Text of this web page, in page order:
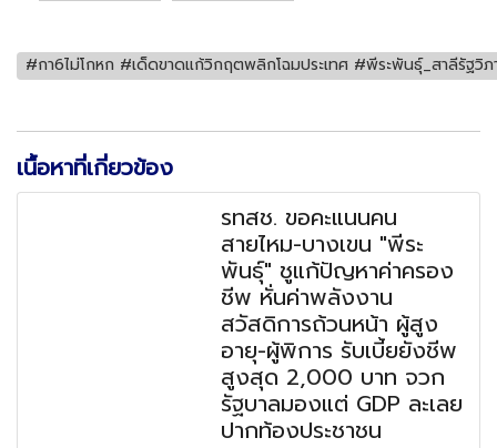
#กา6ไม่โกหก #เด็ดขาดแก้วิกฤตพลิกโฉมประเทศ #พีระพันธุ์_สาลีรัฐ
เนื้อหาที่เกี่ยวข้อง
รทสช. ขอคะแนนคน
สายไหม-บางเขน "พีระ
พันธุ์" ชูแก้ปัญหาค่าครอง
ชีพ หั่นค่าพลังงาน
สวัสดิการถ้วนหน้า ผู้สูง
อายุ-ผู้พิการ รับเบี้ยยังชีพ
สูงสุด 2,000 บาท จวก
รัฐบาลมองแต่ GDP ละเลย
ปากท้องประชาชน